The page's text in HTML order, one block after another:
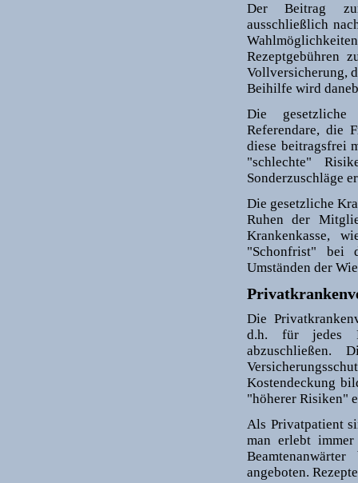
Der Beitrag
ausschließlich
Rezeptgebühren
Vollversicherung,
Beihilfe wird
Die gesetzliche
Referendare, die
diese beitragsfrei
"schlechte"
Sonderzuschläge
Die gesetzliche
Ruhen der
Krankenkasse,
"Schonfrist" bei
Umständen der
Die
d.h. für jedes
abzuschließen.
Kostendeckung
"höherer Risiken"
Als Privatpatient
man erlebt
angeboten.